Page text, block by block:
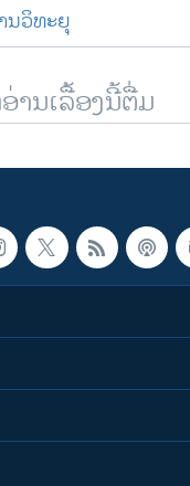
ນວິທະຍຸ
ານເລື້ອງນີ້ຕື່ມ